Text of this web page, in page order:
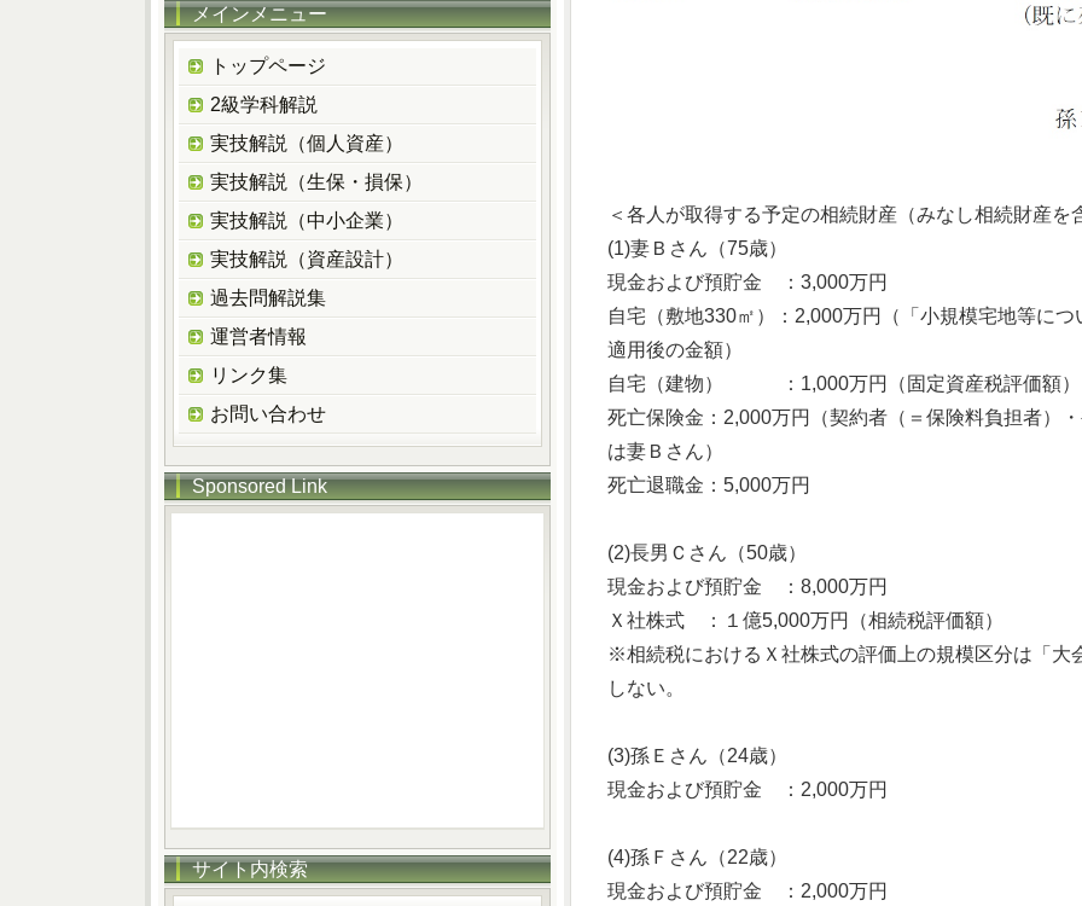
＜各人が取得する予定の相続財産（みなし相続財産を
(1)妻Ｂさん（75歳）
現金および預貯金 ：3,000万円
自宅（敷地330㎡）：2,000万円（「小規模宅地等に
適用後の金額）
自宅（建物） ：1,000万円（固定資産税評価額）
死亡保険金：2,000万円（契約者（＝保険料負担者）
は妻Ｂさん）
死亡退職金：5,000万円
(2)長男Ｃさん（50歳）
現金および預貯金 ：8,000万円
Ｘ社株式 ：１億5,000万円（相続税評価額）
※相続税におけるＸ社株式の評価上の規模区分は「大
しない。
(3)孫Ｅさん（24歳）
現金および預貯金 ：2,000万円
(4)孫Ｆさん（22歳）
現金および預貯金 ：2,000万円
メインメニュー
トップページ
2級学科解説
実技解説（個人資産）
実技解説（生保・損保）
実技解説（中小企業）
実技解説（資産設計）
過去問解説集
運営者情報
リンク集
お問い合わせ
Sponsored Link
サイト内検索